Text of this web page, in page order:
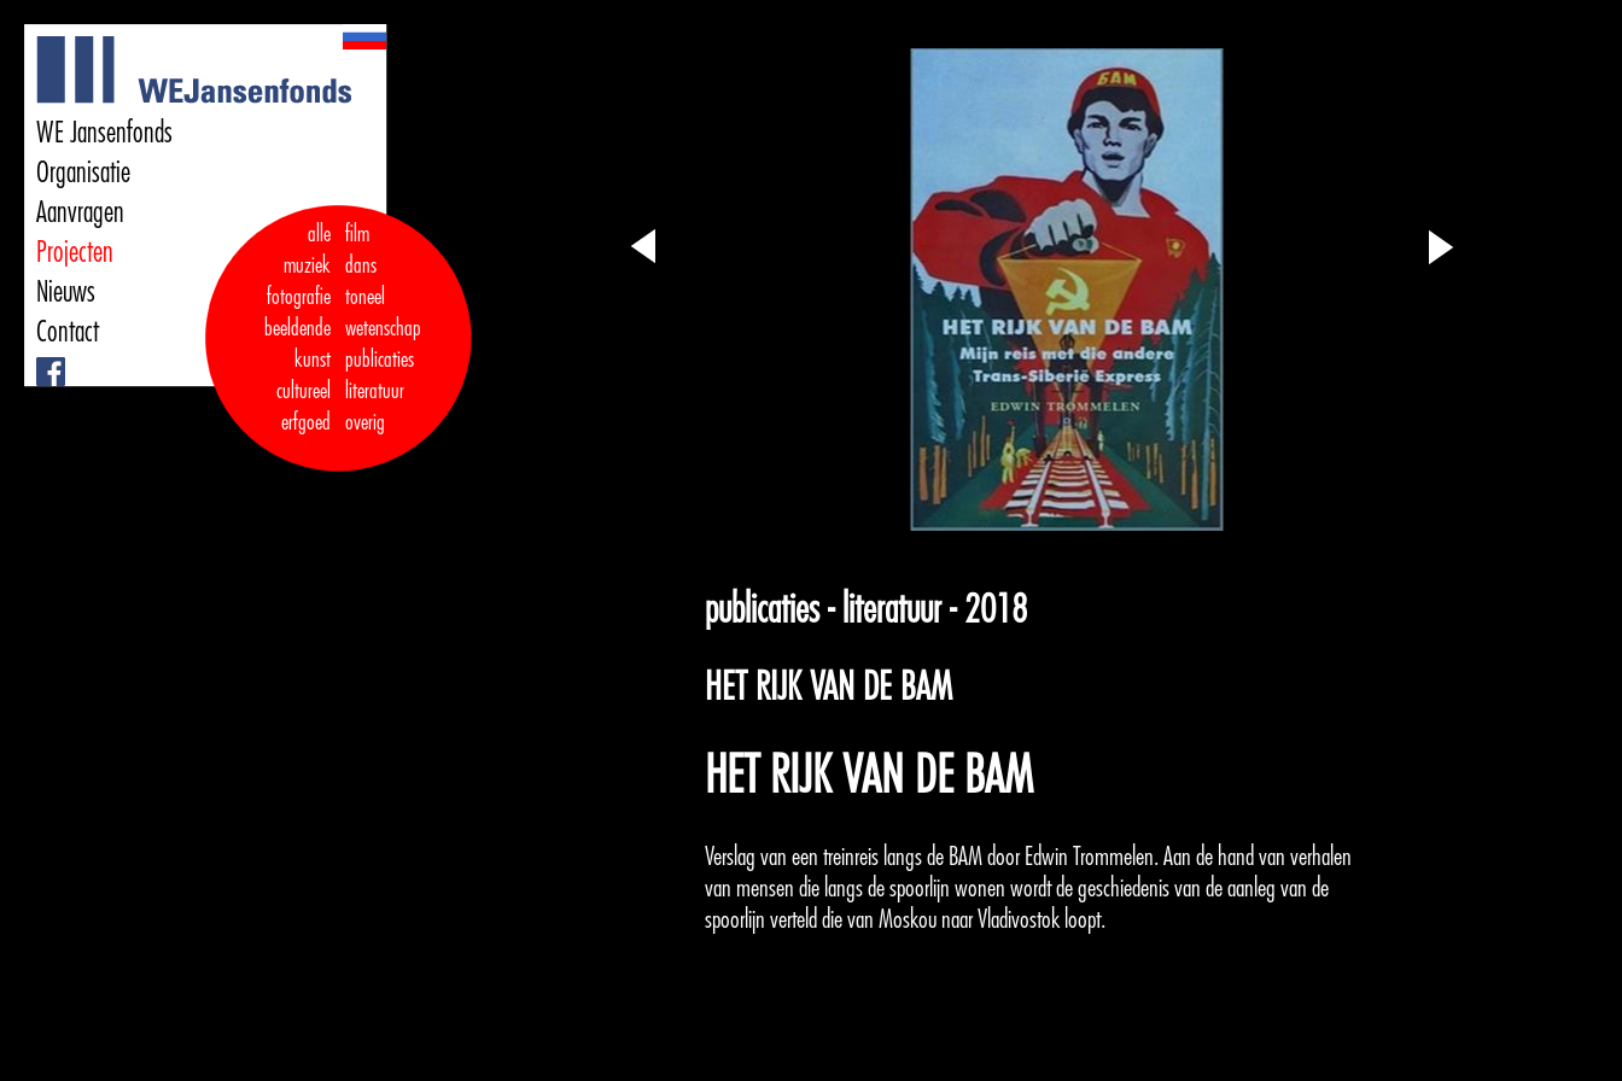
WE Jansenfonds
Organisatie
Aanvragen
Projecten
Nieuws
Contact
alle
muziek
fotografie
beeldende
kunst
cultureel
erfgoed
film
dans
toneel
wetenschap
publicaties
literatuur
overig
publicaties - literatuur - 2018
HET RIJK VAN DE BAM
HET RIJK VAN DE BAM
Verslag van een treinreis langs de BAM door Edwin Trommelen. Aan de hand van verhalen
van mensen die langs de spoorlijn wonen wordt de geschiedenis van de aanleg van de
spoorlijn verteld die van Moskou naar Vladivostok loopt.